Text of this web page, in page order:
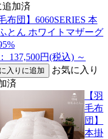
追加済
布団】6060SERIES 本
とん ホワイトマザーグ
137,500円(税込) ～
お気に入り
済
【羽
毛布
団】
本掛